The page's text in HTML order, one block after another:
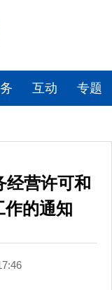
互动 专题
经营许可和
作的通知